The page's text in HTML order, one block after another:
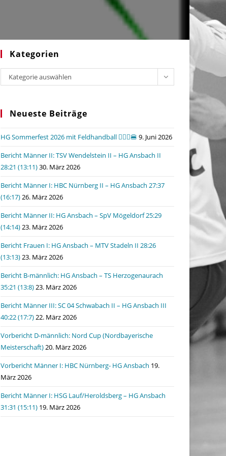
Kategorien
Kategorien
Kategorie auswählen
Neueste Beiträge
HG Sommerfest 2026 mit Feldhandball 🤾🏼‍♂️🍔 9. Juni 2026
Bericht Männer II: TSV Wendelstein II – HG Ansbach II
28:21 (13:11)30. März 2026
Bericht Männer I: HBC Nürnberg II – HG Ansbach 27:37
(16:17)26. März 2026
Bericht Männer II: HG Ansbach – SpV Mögeldorf 25:29
(14:14)23. März 2026
Bericht Frauen I: HG Ansbach – MTV Stadeln II 28:26
(13:13)23. März 2026
Bericht B-männlich: HG Ansbach – TS Herzogenaurach
35:21 (13:8)23. März 2026
Bericht Männer III: SC 04 Schwabach II – HG Ansbach III
40:22 (17:7)22. März 2026
Vorbericht D-männlich: Nord Cup (Nordbayerische
Meisterschaft)20. März 2026
Vorbericht Männer I: HBC Nürnberg- HG Ansbach 19.
März 2026
Bericht Männer I: HSG Lauf/Heroldsberg – HG Ansbach
31:31 (15:11) 19. März 2026